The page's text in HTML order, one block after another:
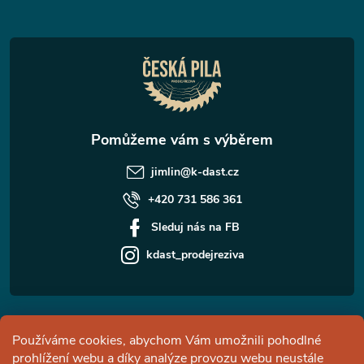
Používáme cookies, abychom Vám umožnili pohodlné
prohlížení webu a díky analýze provozu webu neustále
t
jimlin@k-dast.cz
+420 731 586 361
Sleduj nás na FB
kdast_prodejreziva